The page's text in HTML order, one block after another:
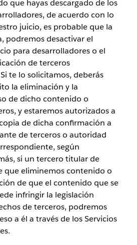
que hayas descargado de los
de acuerdo con lo
juicio, es probable que la
podremos desactivar el
para desarrolladores o el
de terceros
te lo solicitamos, deberás
la eliminación y la
de dicho contenido o
y estaremos autorizados a
de dicha confirmación a
de terceros o autoridad
según
si un tercero titular de
que eliminemos contenido o
de que el contenido que se
infringir la legislación
de terceros, podremos
a él a través de los Servicios